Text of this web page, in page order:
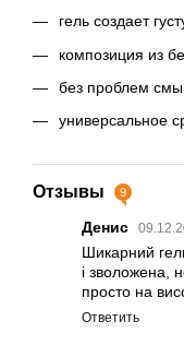
гель создает
композиция из
без проблем
универсальное
Отзывы 9
Денис
Шикарний
і зволожена,
просто на
Ответить